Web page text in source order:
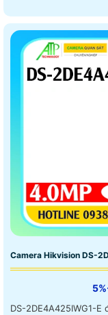
Camera Hikvision DS-
DS-2DE4A425IWG1-